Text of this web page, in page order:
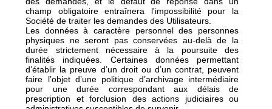
champ obligatoire entraînera l'impossibilité pour la
Société de traiter les demandes des Utilisateurs.
Les données à caractère personnel des personnes
physiques ne seront pas conservées au-delà de la
durée strictement nécessaire à la poursuite des
finalités indiquées. Certaines données permettant
d’établir la preuve d’un droit ou d’un contrat, peuvent
faire l’objet d’une politique d’archivage intermédiaire
pour une durée correspondant aux délais de
prescription et forclusion des actions judiciaires ou